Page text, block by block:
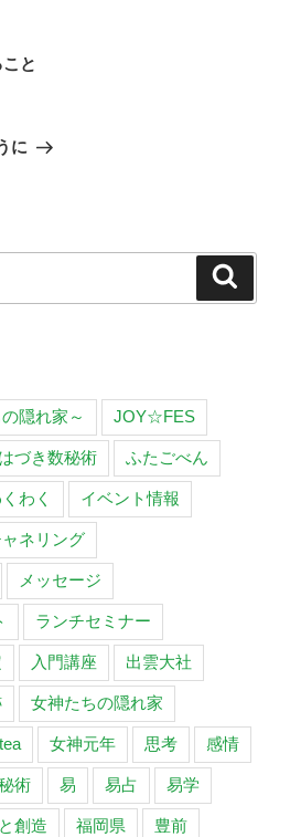
と
に
隠れ家～ JOY☆FES
はづき数秘術 ふたごべん
わく イベント情報
ネリング
メッセージ
ランチセミナー
入門講座 出雲大社
女神たちの隠れ家
女神元年 思考 感情
術 易 易占 易学
創造 福岡県 豊前